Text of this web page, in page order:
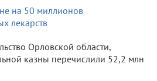
Орловской области,
казны перечислили 52,2 млн